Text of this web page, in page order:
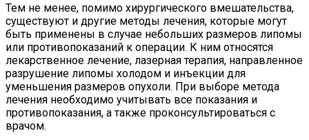
Тем не менее, помимо хирургического вмешательства,
существуют и другие методы лечения, которые могут
быть применены в случае небольших размеров липомы
или противопоказаний к операции. К ним относятся
лекарственное лечение, лазерная терапия, направленное
разрушение липомы холодом и инъекции для
уменьшения размеров опухоли. При выборе метода
лечения необходимо учитывать все показания и
противопоказания, а также проконсультироваться с
врачом.